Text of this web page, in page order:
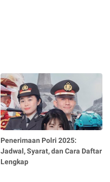
Penerimaan Polri 2025:
Jadwal, Syarat, dan Cara Daftar
Lengkap